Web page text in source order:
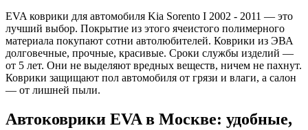
EVA коврики для автомобиля Kia Sorento I 2002 - 2011 — это
лучший выбор. Покрытие из этого ячеистого полимерного
материала покупают сотни автолюбителей. Коврики из ЭВА
долговечные, прочные, красивые. Сроки службы изделий —
от 5 лет. Они не выделяют вредных веществ, ничем не пахнут.
Коврики защищают пол автомобиля от грязи и влаги, а салон
— от лишней пыли.
Автоковрики EVA в Москве: удобные,